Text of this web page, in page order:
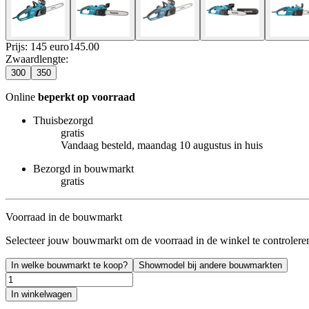
Prijs: 145 euro145.00
Zwaardlengte:
300 350
Online beperkt op voorraad
Thuisbezorgd
gratis
Vandaag besteld, maandag 10 augustus in huis
Bezorgd in bouwmarkt
gratis
Voorraad in de bouwmarkt
Selecteer jouw bouwmarkt om de voorraad in de winkel te
In welke bouwmarkt te koop? Showmodel bij andere bouwmarkten
In winkelwagen